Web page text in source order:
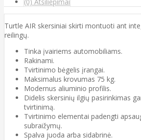
Turtle AIR skersiniai skirti montuoti ant
reilingų.
Tinka įvairiems automobiliams.
Rakinami.
Tvirtinimo bėgelis įrangai.
Maksimalus krovumas 75 kg.
Modernus aliuminio profilis.
Didelis skersinių ilgių pasirinkimas
tvirtinimą.
Tvirtinimo elementai padengti
subraižymų.
Spalva juoda arba sidabrinė.